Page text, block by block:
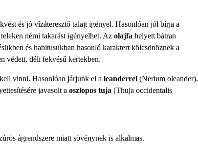
és jó vízáteresztő talajt igényel. Hasonlóan jól bírja a
némi takarást igényelhet. Az olajfa helyett bátran
és habitusukban hasonló karaktert kölcsönöznek a
védett, déli fekvésű kertekben.
vinni. Hasonlóan járjunk el a leanderrel (Nerium oleander),
javasolt a oszlopos tuja (Thuja occidentalis
ágrendszere miatt sövénynek is alkalmas.